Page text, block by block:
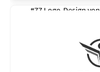
#77 Logo-Design von